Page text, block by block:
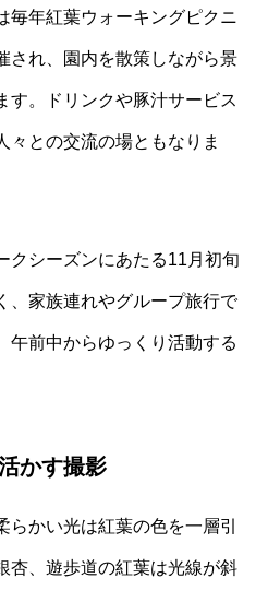
毎年紅葉ウォーキングピクニ
され、園内を散策しながら景
す。ドリンクや豚汁サービス
々との交流の場ともなりま
クシーズンにあたる11月初旬
、家族連れやグループ旅行で
午前中からゆっくり活動する
かす撮影
らかい光は紅葉の色を一層引
杏、遊歩道の紅葉は光線が斜